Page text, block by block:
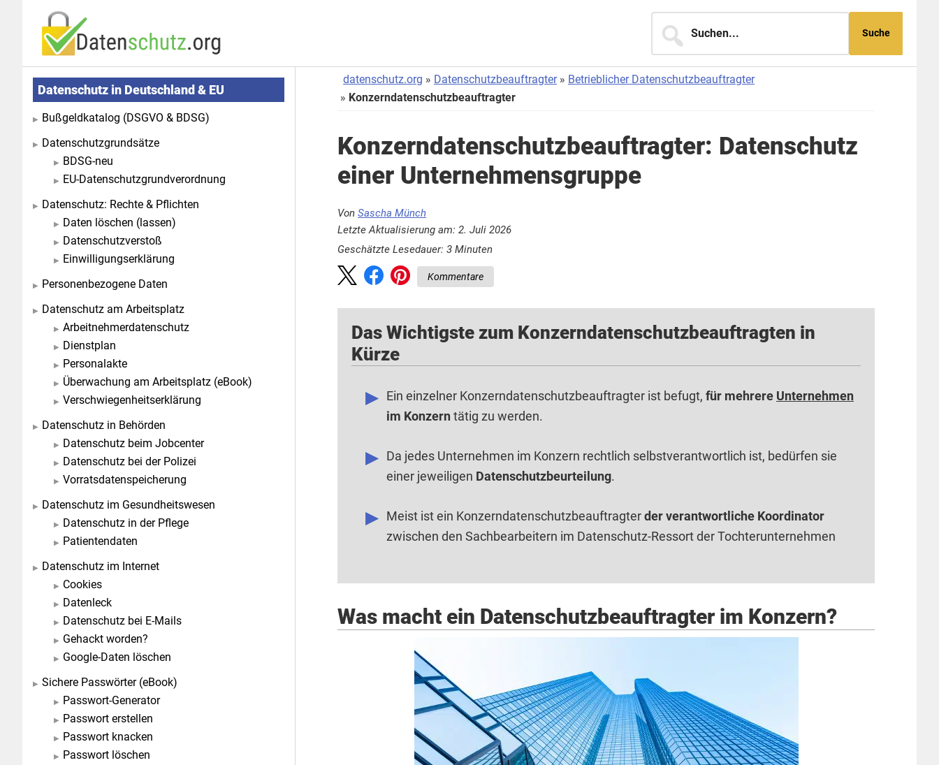
Seitenspalte
datenschutz.org Datenschutzbeauftragter
Betrieblicher Datenschutzbeauftragter
Konzerndatenschutzbeauftragter
Konzerndatenschutzbeauftragter: Datenschutz
einer Unternehmensgruppe
Von Sascha Münch
Letzte Aktualisierung am: 2. Juli 2026
Geschätzte Lesedauer: 3 Minuten
Kommentare
Das Wichtigste zum Konzerndatenschutzbeauftragten in
Kürze
Ein einzelner Konzerndatenschutzbeauftragter ist befugt, für mehrere Unternehmen
im Konzern tätig zu werden.
Da jedes Unternehmen im Konzern rechtlich selbstverantwortlich ist, bedürfen sie
einer jeweiligen Datenschutzbeurteilung.
Meist ist ein Konzerndatenschutzbeauftragterder verantwortliche Koordinator
zwischen den Sachbearbeitern im Datenschutz-Ressort der Tochterunternehmen
Was macht ein Datenschutzbeauftragter im Konzern?
Seitenspalte
Datenschutz in Deutschland & EU
Bußgeldkatalog (DSGVO & BDSG)
Datenschutzgrundsätze
BDSG-neu
EU-Datenschutzgrundverordnung
Datenschutz: Rechte & Pflichten
Daten löschen (lassen)
Datenschutzverstoß
Einwilligungserklärung
Personenbezogene Daten
Datenschutz am Arbeitsplatz
Arbeitnehmerdatenschutz
Dienstplan
Personalakte
Überwachung am Arbeitsplatz (eBook)
Verschwiegenheitserklärung
Datenschutz in Behörden
Datenschutz beim Jobcenter
Datenschutz bei der Polizei
Vorratsdatenspeicherung
Datenschutz im Gesundheitswesen
Datenschutz in der Pflege
Patientendaten
Datenschutz im Internet
Cookies
Datenleck
Datenschutz bei E-Mails
Gehackt worden?
Google-Daten löschen
Sichere Passwörter (eBook)
Passwort-Generator
Passwort erstellen
Passwort knacken
Passwort löschen